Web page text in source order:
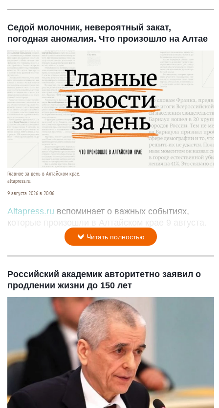
Седой молочник, невероятный закат,
погодная аномалия. Что произошло на Алтае
Главное за день в Алтайском крае.
altapress.ru.
9 августа 2026 в 20:06
Altapress.ru вспоминает о важных событиях,
которые произошли в Алтайском крае 9 августа.
Читать полностью
Российский академик авторитетно заявил о
продлении жизни до 150 лет